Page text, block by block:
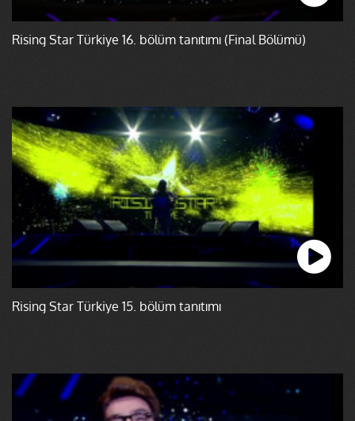
Rising Star Türkiye 16. bölüm tanıtımı (Final Bölümü)
Rising Star Türkiye 15. bölüm tanıtımı